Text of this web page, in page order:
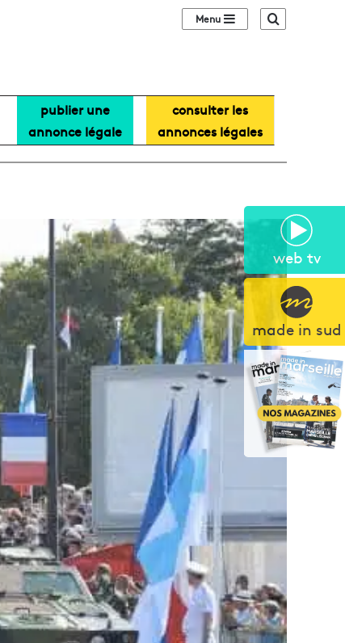
web tv
made in sud
Sidebar (barre
publier une
annonce légale
consulter les
annonces légales